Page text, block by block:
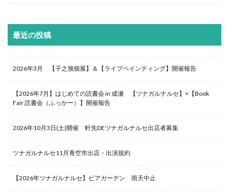
最近の投稿
2026年3月 【子之籏個展】＆【ライブペインティング】開催報告
【2026年7月】はじめての読書会 in 成瀬 【ツナガルナルセ】×【Book
Fair 読書会（ふっかー）】開催報告
2026年10月3日(土)開催 軒先DEツナガルナルセ出店者募集
ツナガルナルセ11月青空市出店・出演規約
【2026年ツナガルナルセ】ビアガーデン 雨天中止